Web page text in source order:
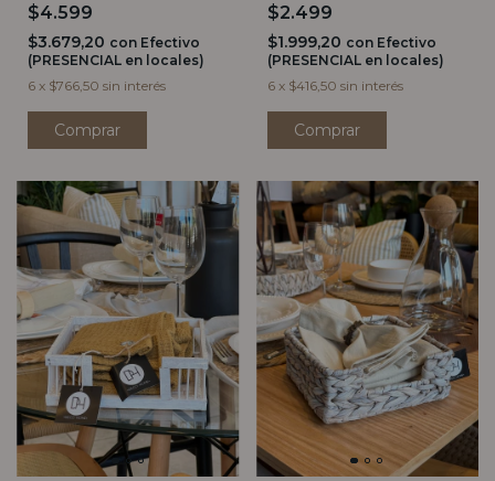
$4.599
$3.679,20 con Efectivo
(PRESENCIAL en locales)
6 x $766,50 sin interés
$2.499
$1.999,20 con Efectivo
(PRESENCIAL en locales)
6 x $416,50 sin interés